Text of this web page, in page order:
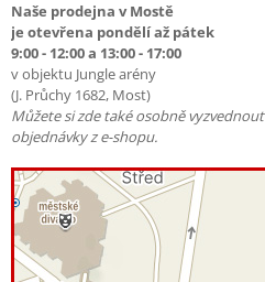
Naše prodejna v Mostě
je otevřena pondělí až pátek
9:00 - 12:00 a 13:00 - 17:00
v objektu Jungle arény
(J. Průchy 1682, Most)
Můžete si zde také osobně vyzvednout
objednávky z e-shopu.